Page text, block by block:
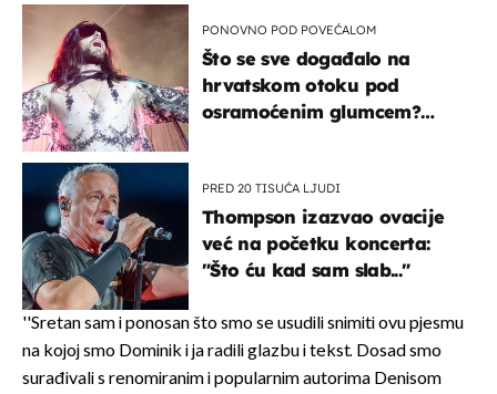
PONOVNO POD POVEĆALOM
Što se sve događalo na
hrvatskom otoku pod
osramoćenim glumcem?
PRED 20 TISUĆA LJUDI
Thompson izazvao ovacije
već na početku koncerta:
"Što ću kad sam slab..."
''Sretan sam i ponosan što smo se usudili snimiti ovu pjesmu
na kojoj smo Dominik i ja radili glazbu i tekst. Dosad smo
surađivali s renomiranim i popularnim autorima Denisom